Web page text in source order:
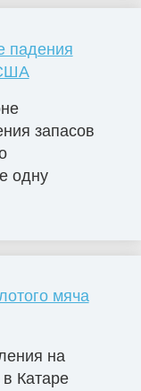
падения
запасов
одну
мяча
на
Катаре